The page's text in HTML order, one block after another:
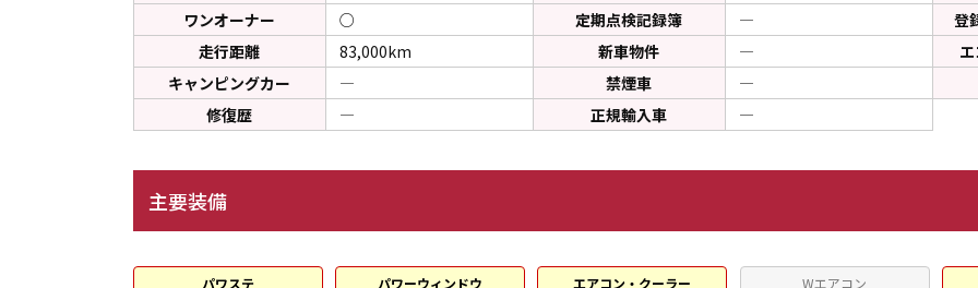
ワンオーナー
○ 定期点検記録簿 ― 登
走行距離
83,000km 新車物件 ―
キャンピングカー
― 禁煙車 ―
修復歴
― 正規輸入車 ―
主要装備
パワステ パワーウィンドウ エアコン・クーラー Wエアコン